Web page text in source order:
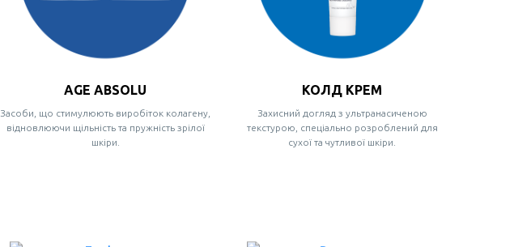
AGE ABSOLU
Засоби, що стимулюють виробіток колагену,
відновлюючи щільність та пружність зрілої
шкіри.
КОЛД КРЕМ
Захисний догляд з ультранасиченою
текстурою, спеціально розроблений для
сухої та чутливої шкіри.